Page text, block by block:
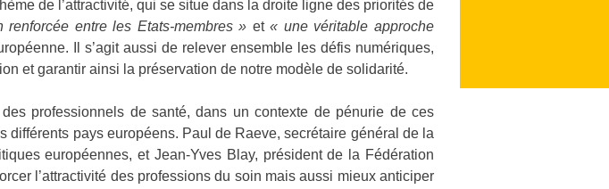
de l’attractivité, qui se situe dans la droite ligne des priorités de
renforcée entre les Etats-membres » et« une véritable approche
Il s’agit aussi de relever ensemble les défis numériques,
et garantir ainsi la préservation de notre modèle de solidarité.
professionnels de santé, dans un contexte de pénurie de ces
pays européens. Paul de Raeve, secrétaire général de la
européennes, et Jean-Yves Blay, président de la Fédération
l’attractivité des professions du soin mais aussi mieux anticiper